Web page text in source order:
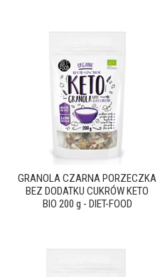
GRANOLA CZARNA PORZECZKA
BEZ DODATKU CUKRÓW KETO
BIO 200 g - DIET-FOOD